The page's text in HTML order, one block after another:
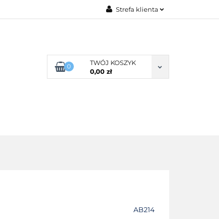
Strefa klienta
Dodaj zgłoszenie
0
TWÓJ KOSZYK
0,00 zł
AB214